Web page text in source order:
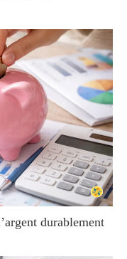
durablement